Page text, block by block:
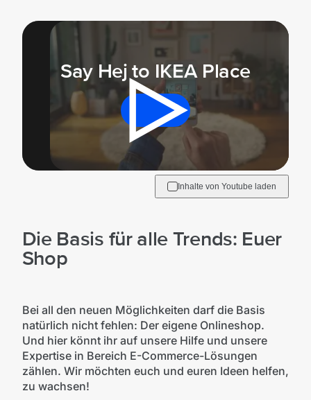
Mit der Wiedergabe dieses Videos werden
Daten an Youtube übertragen.
Hinweise dazu erhältst du in der
Datenschutzerklärung
Akzeptieren
Say Hej to IKEA Place
Inhalte von Youtube laden
Die Basis für alle Trends: Euer
Shop
Bei all den neuen Möglichkeiten darf die Basis
natürlich nicht fehlen: Der eigene Onlineshop.
Und hier könnt ihr auf unsere Hilfe und unsere
Expertise in Bereich E-Commerce-Lösungen
zählen. Wir möchten euch und euren Ideen helfen,
zu wachsen!